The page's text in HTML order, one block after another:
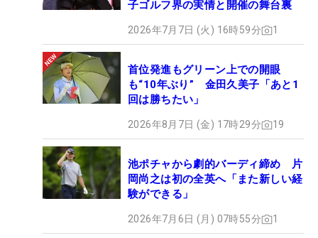
子ゴルフ界の実情と開催の舞台裏
2026年7月7日 (火) 16時59分 1
首位発進もグリーン上での開眼
も“10年ぶり” 金田久美子「あと1
回は勝ちたい」
2026年8月7日 (金) 17時29分 19
池ポチャから劇的バーディ締め 片
岡尚之は初の全英へ「また新しい経
験ができる」
2026年7月6日 (月) 07時55分 1